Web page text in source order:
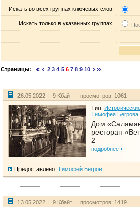
Искать во всех группах ключевых слов:
Искать только в указанных группах:
Страницы: 2 3 4 5 6 7 8 9 10
26.05.2022 | 9 Кбайт | просмотров: 1061
Тип:
Тимофея Бегрова
Дом
ресторан
2
подробнее
Предоставлено: Тимофей Бегров
13.05.2022 | 9 Кбайт | просмотров: 1419